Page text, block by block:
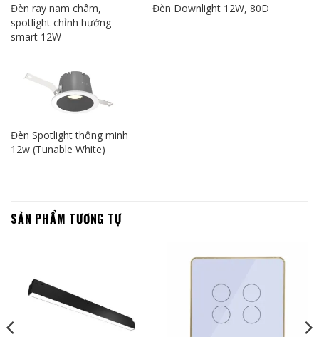
Đèn ray nam châm,
spotlight chỉnh hướng
smart 12W
Đèn Downlight 12W, 80D
Đèn Spotlight thông minh
12w (Tunable White)
SẢN PHẨM TƯƠNG TỰ